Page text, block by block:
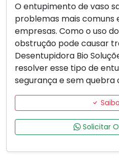
O entupimento de vaso
problemas mais comuns
empresas. Como o uso
obstrução pode causar
Desentupidora Bio
resolver esse tipo de
segurança e sem quebra
Solicitar